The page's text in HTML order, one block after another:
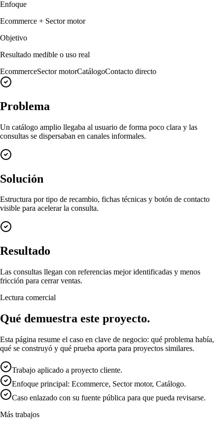
Enfoque
Ecommerce + Sector motor
Objetivo
Resultado medible o uso real
EcommerceSector motorCatálogoContacto directo
Problema
Un catálogo amplio llegaba al usuario de forma poco clara y las
consultas se dispersaban en canales informales.
Solución
Estructura por tipo de recambio, fichas técnicas y botón de contacto
visible para acelerar la consulta.
Resultado
Las consultas llegan con referencias mejor identificadas y menos
fricción para cerrar ventas.
Lectura comercial
Qué demuestra este proyecto.
Esta página resume el caso en clave de negocio: qué problema había,
qué se construyó y qué prueba aporta para proyectos similares.
Trabajo aplicado a proyecto cliente.
Enfoque principal: Ecommerce, Sector motor, Catálogo.
Caso enlazado con su fuente pública para que pueda revisarse.
Más trabajos